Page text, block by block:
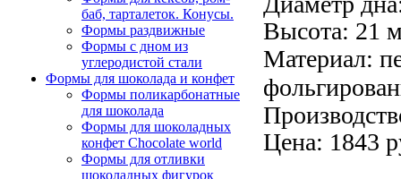
баб, тарталеток. Конусы.
Формы раздвижные
Формы с дном из
углеродистой стали
Формы для шоколада и конфет
Формы поликарбонатные
для шоколада
Формы для шоколадных
конфет Сhocolate world
Формы для отливки
шоколадных фигурок
Высота: 21
Материал:
Цена: 1843